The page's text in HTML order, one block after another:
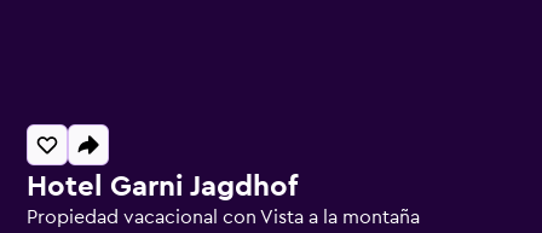
Hotel Garni Jagdhof
Propiedad vacacional con Vista a la montaña